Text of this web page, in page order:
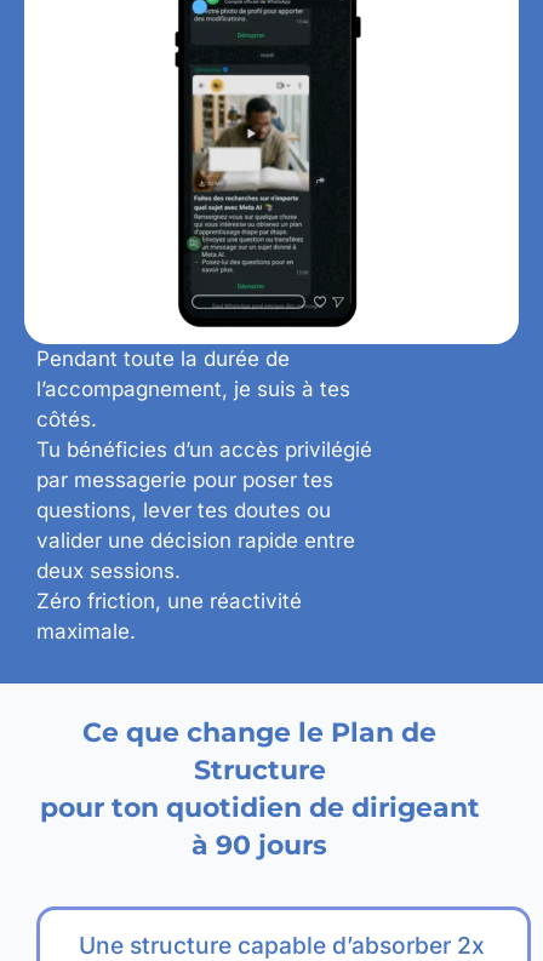
Pendant toute la durée de
l’accompagnement, je suis à tes
côtés.
Tu bénéficies d’un accès privilégié
par messagerie pour poser tes
questions, lever tes doutes ou
valider une décision rapide entre
deux sessions.
Zéro friction, une réactivité
maximale.
Ce que change le Plan de
Structure
pour ton quotidien de dirigeant
à 90 jours
Une structure capable d’absorber 2x